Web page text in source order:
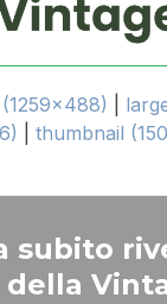
|thumbnail
subito